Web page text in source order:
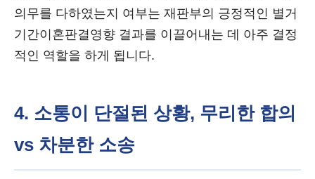
의무를 다하였는지 여부는 재판부의 긍정적인 별거
기간이혼판결영향 결과를 이끌어내는 데 아주 결정
적인 역할을 하게 됩니다.
4. 소통이 단절된 상황, 무리한 합의
vs 차분한 소송